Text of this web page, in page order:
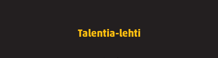
Talentia-lehti